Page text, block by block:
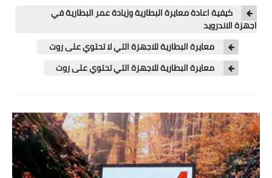
فيسبوك
مقالات
العاب
تطبيقات
كيفية اعادة معايرة البطارية وزيادة عمر البطارية في
اجهزة الاندرويد
معايرة البطارية للاجهزة التي لا تحتوي على روت
معايرة البطارية للاجهزة التي تحتوي على روت